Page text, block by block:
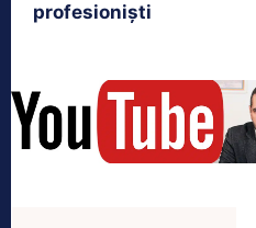
profesioniști